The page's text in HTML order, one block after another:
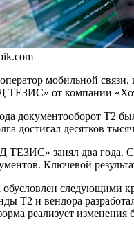
мобильной
от компании
документооборот Т2
достигал десятков
ТЕЗИС» занял два года.
Ключевой
следующими
Т2 и вендора
реализует изменения